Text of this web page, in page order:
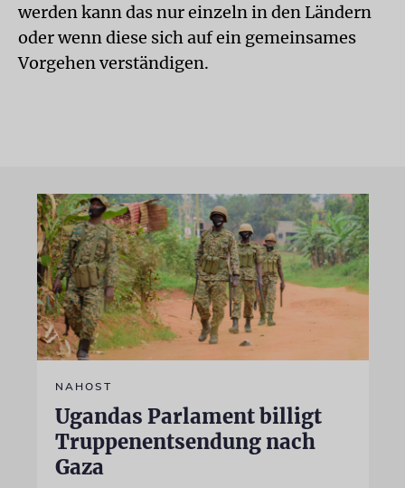
werden kann das nur einzeln in den Ländern
oder wenn diese sich auf ein gemeinsames
Vorgehen verständigen.
NAHOST
Ugandas Parlament billigt
Truppenentsendung nach
Gaza